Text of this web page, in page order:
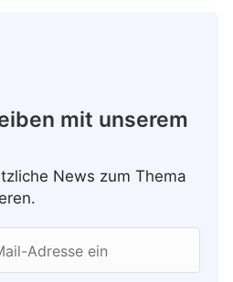
mit unserem
News zum Thema
Adresse ein